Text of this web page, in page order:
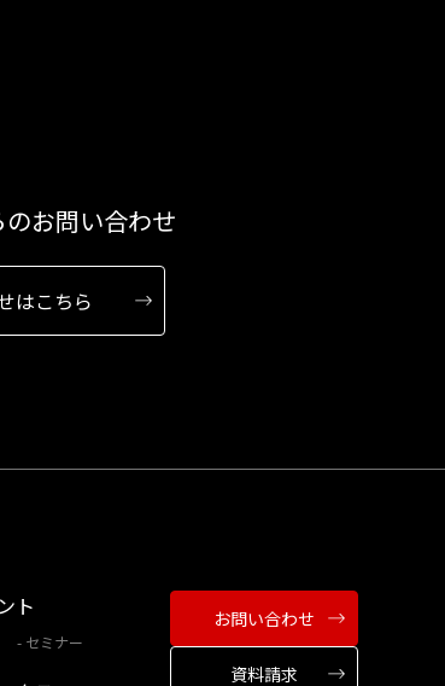
お問い合わせ
はこちら
ト
セミナー
お問い合わせ
資料請求